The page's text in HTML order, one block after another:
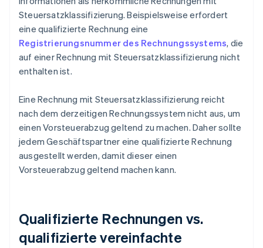
Steuersatzklassifizierung. Beispielsweise erfordert
eine qualifizierte Rechnung eine
Registrierungsnummer des Rechnungssystems, die
auf einer Rechnung mit Steuersatzklassifizierung nicht
enthalten ist.
Eine Rechnung mit Steuersatzklassifizierung reicht
nach dem derzeitigen Rechnungssystem nicht aus, um
einen Vorsteuerabzug geltend zu machen. Daher sollte
jedem Geschäftspartner eine qualifizierte Rechnung
ausgestellt werden, damit dieser einen
Vorsteuerabzug geltend machen kann.
Qualifizierte Rechnungen vs.
qualifizierte vereinfachte